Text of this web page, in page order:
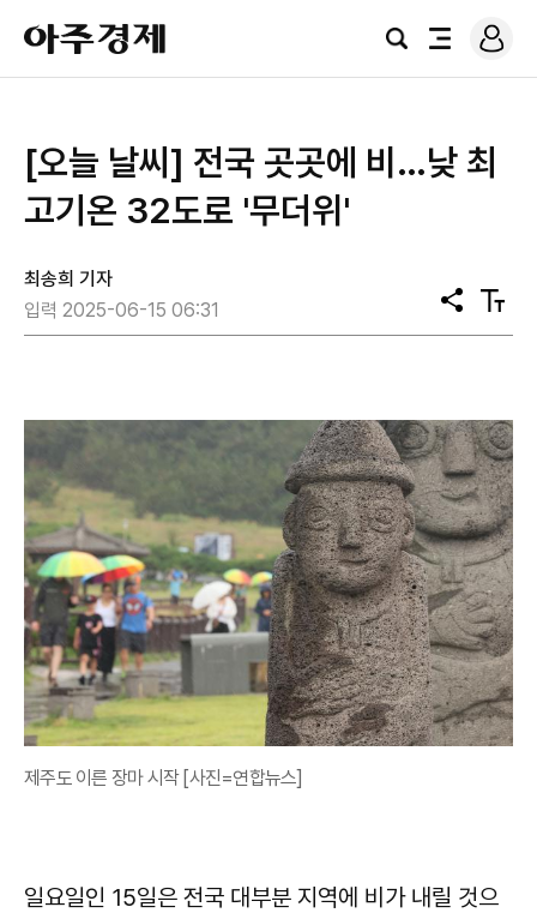
아
주
경
검
전
로
그
[오늘 날씨] 전국 곳곳에 비…낮 최
고기온 32도로 '무더위'
최송희 기자
입력 2025-06-15 06:31
공
유
텍
스
제주도 이른 장마 시작 [사진=연합뉴스]
일요일인 15일은 전국 대부분 지역에 비가 내릴 것으